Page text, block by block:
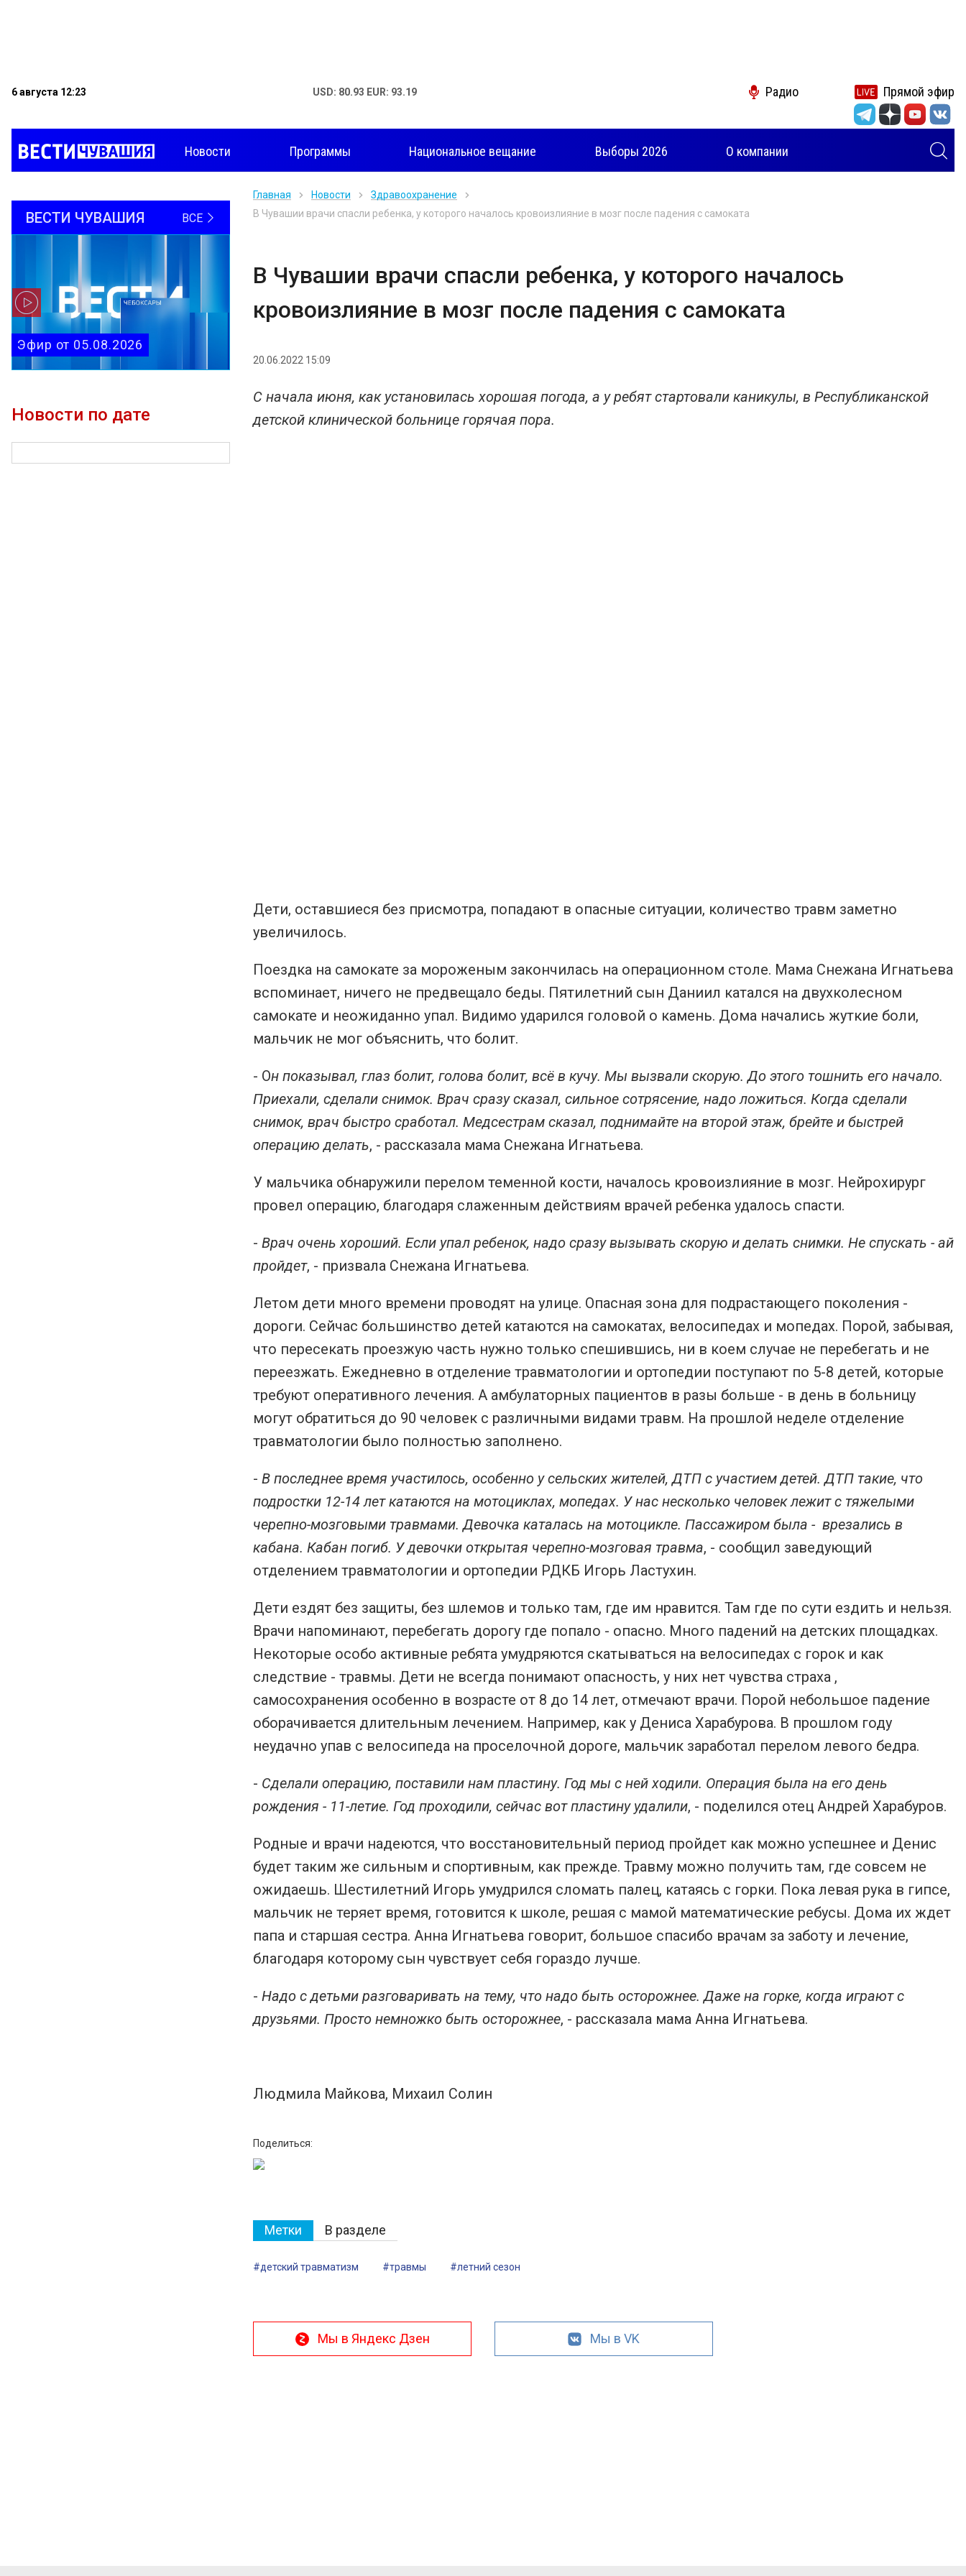
6 августа 12:23 USD: 80.93 EUR: 93.19 Радио Прямой эфир
Новости Программы Национальное вещание Выборы 2026 О компании
ВЕСТИ ЧУВАШИЯ ВСЕ
Эфир от 05.08.2026
Новости по дате
Главная Новости
Здравоохранение
В Чувашии врачи спасли ребенка, у которого началось кровоизлияние в мозг после падения с самоката
В Чувашии врачи спасли ребенка, у которого началось
кровоизлияние в мозг после падения с самоката
20.06.2022 15:09
С начала июня, как установилась хорошая погода, а у ребят стартовали каникулы, в Республиканской
детской клинической больнице горячая пора.
Дети, оставшиеся без присмотра, попадают в опасные ситуации, количество травм заметно
увеличилось.
Поездка на самокате за мороженым закончилась на операционном столе. Мама Снежана Игнатьева
вспоминает, ничего не предвещало беды. Пятилетний сын Даниил катался на двухколесном
самокате и неожиданно упал. Видимо ударился головой о камень. Дома начались жуткие боли,
мальчик не мог объяснить, что болит.
- Он показывал, глаз болит, голова болит, всё в кучу. Мы вызвали скорую. До этого тошнить его начало.
Приехали, сделали снимок. Врач сразу сказал, сильное сотрясение, надо ложиться. Когда сделали
снимок, врач быстро сработал. Медсестрам сказал, поднимайте на второй этаж, брейте и быстрей
операцию делать, - рассказала мама Снежана Игнатьева.
У мальчика обнаружили перелом теменной кости, началось кровоизлияние в мозг. Нейрохирург
провел операцию, благодаря слаженным действиям врачей ребенка удалось спасти.
- Врач очень хороший. Если упал ребенок, надо сразу вызывать скорую и делать снимки. Не спускать - ай
пройдет, - призвала Снежана Игнатьева.
Летом дети много времени проводят на улице. Опасная зона для подрастающего поколения -
дороги. Сейчас большинство детей катаются на самокатах, велосипедах и мопедах. Порой, забывая,
что пересекать проезжую часть нужно только спешившись, ни в коем случае не перебегать и не
переезжать. Ежедневно в отделение травматологии и ортопедии поступают по 5-8 детей, которые
требуют оперативного лечения. А амбулаторных пациентов в разы больше - в день в больницу
могут обратиться до 90 человек с различными видами травм. На прошлой неделе отделение
травматологии было полностью заполнено.
- В последнее время участилось, особенно у сельских жителей, ДТП с участием детей. ДТП такие, что
подростки 12-14 лет катаются на мотоциклах, мопедах. У нас несколько человек лежит с тяжелыми
черепно-мозговыми травмами. Девочка каталась на мотоцикле. Пассажиром была - врезались в
кабана. Кабан погиб. У девочки открытая черепно-мозговая травма, - сообщил заведующий
отделением травматологии и ортопедии РДКБ Игорь Ластухин.
Дети ездят без защиты, без шлемов и только там, где им нравится. Там где по сути ездить и нельзя.
Врачи напоминают, перебегать дорогу где попало - опасно. Много падений на детских площадках.
Некоторые особо активные ребята умудряются скатываться на велосипедах с горок и как
следствие - травмы. Дети не всегда понимают опасность, у них нет чувства страха ,
самосохранения особенно в возрасте от 8 до 14 лет, отмечают врачи. Порой небольшое падение
оборачивается длительным лечением. Например, как у Дениса Харабурова. В прошлом году
неудачно упав с велосипеда на проселочной дороге, мальчик заработал перелом левого бедра.
- Сделали операцию, поставили нам пластину. Год мы с ней ходили. Операция была на его день
рождения - 11-летие. Год проходили, сейчас вот пластину удалили, - поделился отец Андрей Харабуров.
Родные и врачи надеются, что восстановительный период пройдет как можно успешнее и Денис
будет таким же сильным и спортивным, как прежде. Травму можно получить там, где совсем не
ожидаешь. Шестилетний Игорь умудрился сломать палец, катаясь с горки. Пока левая рука в гипсе,
мальчик не теряет время, готовится к школе, решая с мамой математические ребусы. Дома их ждет
папа и старшая сестра. Анна Игнатьева говорит, большое спасибо врачам за заботу и лечение,
благодаря которому сын чувствует себя гораздо лучше.
- Надо с детьми разговаривать на тему, что надо быть осторожнее. Даже на горке, когда играют с
друзьями. Просто немножко быть осторожнее, - рассказала мама Анна Игнатьева.
Людмила Майкова, Михаил Солин
Поделиться:
Метки В разделе
#детский травматизм #травмы #летний сезон
Мы в Яндекс Дзен Мы в VK